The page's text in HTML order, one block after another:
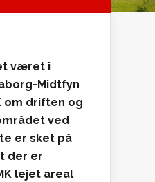
været i
Midtfyn
om driften og
ved
er sket på
der er
lejet areal